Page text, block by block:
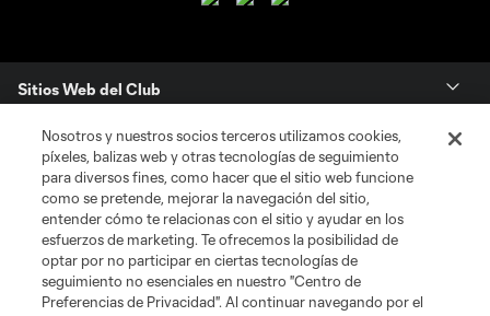
Sitios Web del Club
Club
Tickets
News
MLSSOCCER.COM
Nosotros y nuestros socios terceros utilizamos cookies,
píxeles, balizas web y otras tecnologías de seguimiento
para diversos fines, como hacer que el sitio web funcione
como se pretende, mejorar la navegación del sitio,
entender cómo te relacionas con el sitio y ayudar en los
esfuerzos de marketing. Te ofrecemos la posibilidad de
optar por no participar en ciertas tecnologías de
seguimiento no esenciales en nuestro "Centro de
Preferencias de Privacidad". Al continuar navegando por el